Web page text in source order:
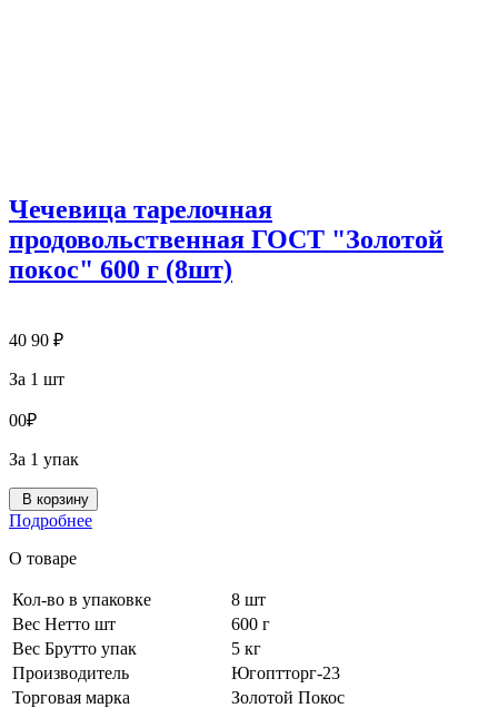
Чечевица тарелочная
продовольственная ГОСТ "Золотой
покос" 600 г (8шт)
40 90 ₽
За 1 шт
00₽
За 1 упак
В корзину
Подробнее
О товаре
Кол-во в упаковке
8 шт
Вес Нетто шт
600 г
Вес Брутто упак
5 кг
Производитель
Югоптторг-23
Торговая марка
Золотой Покос